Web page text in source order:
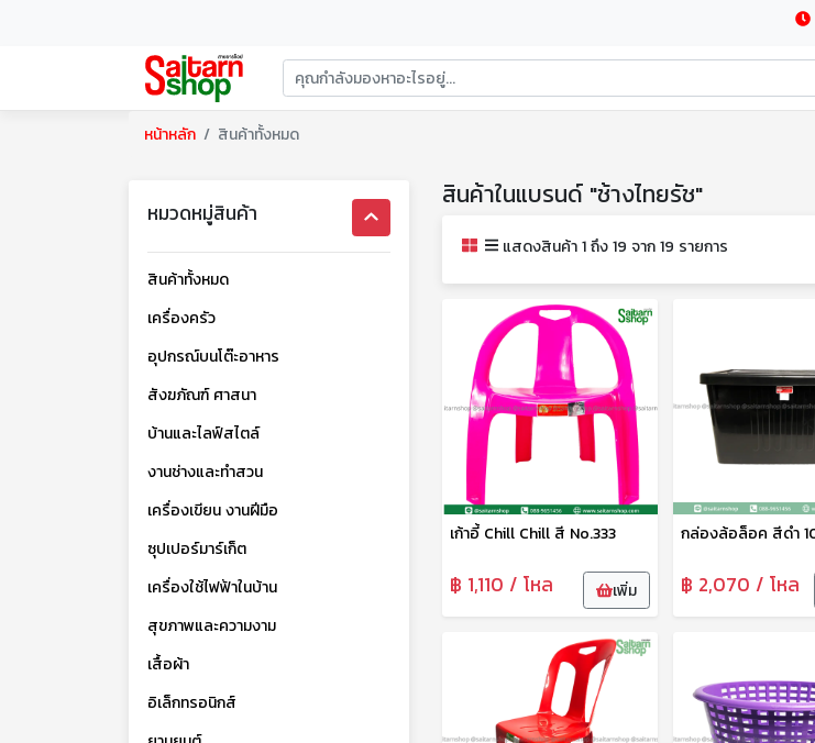
หน้าหลัก สินค้าทั้งหมด
หมวดหมู่สินค้า
สินค้าทั้งหมด
เครื่องครัว
อุปกรณ์บนโต๊ะอาหาร
สังฆภัณฑ์ ศาสนา
บ้านและไลฟ์สไตล์
งานช่างและทำสวน
เครื่องเขียน งานฝีมือ
ซุปเปอร์มาร์เก็ต
เครื่องใช้ไฟฟ้าในบ้าน
สุขภาพและความงาม
เสื้อผ้า
อิเล็กทรอนิกส์
สินค้าในแบรนด์ "ช้างไทยรัช"
แสดงสินค้า 1 ถึง 19 จาก 19 รายการ
เก้าอี้ Chill Chill สี No.333
฿ 1,110 / โหล เพิ่ม ฿ 2,070 / โหล